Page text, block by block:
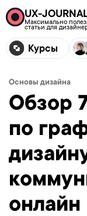
UX-
Максимально
статьи для
Курсы
Основы дизайна
Обзор
по
онлайн